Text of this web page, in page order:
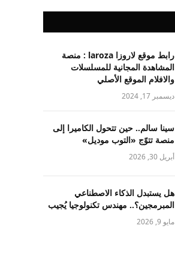
رابط موقع لاروزا laroza : منصة
المشاهدة المجانية للمسلسلات
والافلام الموقع الأصلي
ديسمبر 17, 2024
سينا سالم.. حين تتحول الكاميرا إلى
منصة تتوّج «التوب موديل»
أبريل 30, 2026
هل يستبدل الذكاء الاصطناعي
المبرمجين؟.. مهندس تكنولوجيا يُجيب
مايو 9, 2026